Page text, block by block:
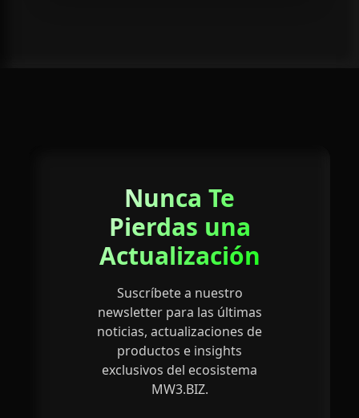
Nunca Te
Pierdas una
Actualización
Suscríbete a nuestro
newsletter para las últimas
noticias, actualizaciones de
productos e insights
exclusivos del ecosistema
MW3.BIZ.